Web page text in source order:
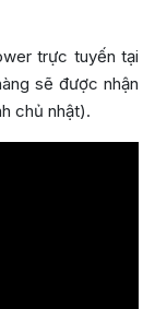
trực tuyến tại
sẽ được nhận
chủ nhật).